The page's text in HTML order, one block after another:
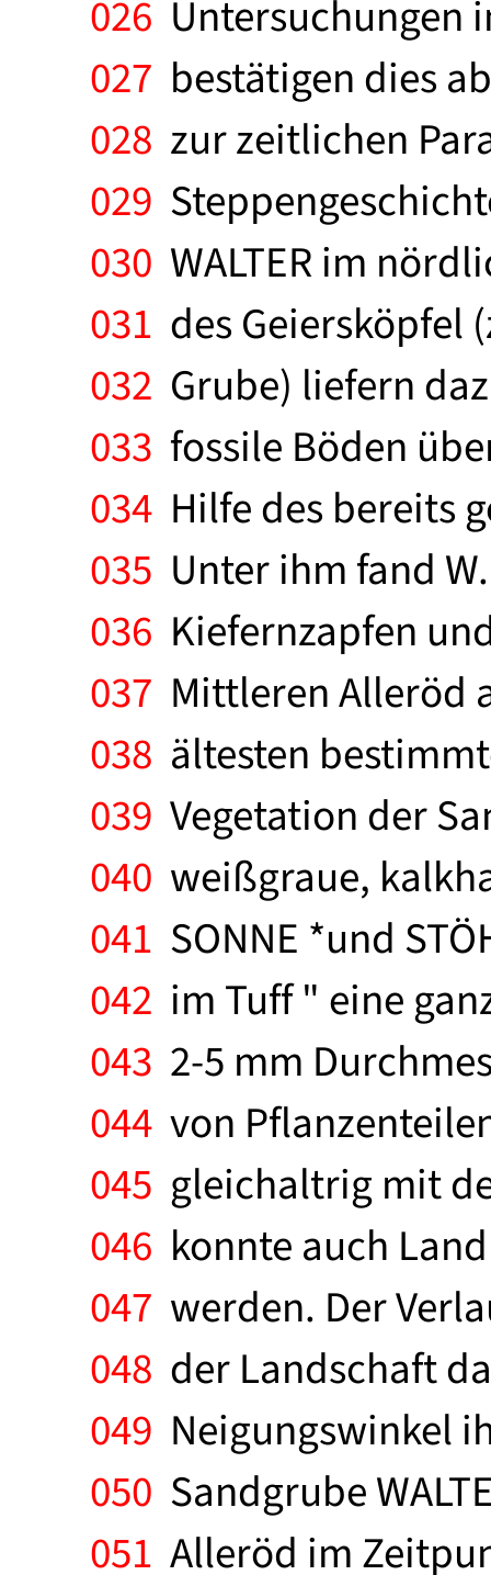
026 Untersuchungen
027 bestätigen dies
028 zur zeitlichen
029
030 WALTER im
031 des Geiersköpfel
032 Grube) liefern
033 fossile Böden
034 Hilfe des bereits
035 Unter ihm fand
036 Kiefernzapfen
037 Mittleren Alleröd
038 ältesten
039 Vegetation der
040 weißgraue,
041 SONNE *und
042 im Tuff " eine
043 2-5 mm
044 von
045 gleichaltrig mit
046 konnte auch
047 werden. Der
048 der Landschaft
049 Neigungswinkel
050 Sandgrube
051 Alleröd im